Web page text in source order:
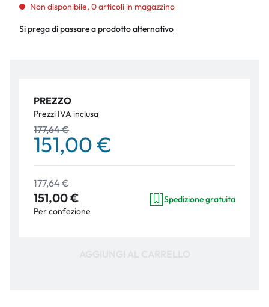
Non disponibile, 0 articoli in magazzino
Si prega di passare a prodotto alternativo
PREZZO
Prezzi IVA inclusa
177,64 €
151,00 €
177,64 €
151,00 €
Per confezione
Spedizione gratuita